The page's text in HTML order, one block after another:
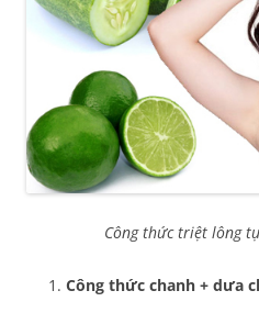
Công thức triệt lông
Công thức chanh + dưa